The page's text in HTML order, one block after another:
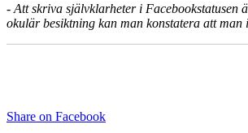
- Att skriva självklarheter i Facebookstatusen
okulär besiktning kan man konstatera att man
Share on Facebook